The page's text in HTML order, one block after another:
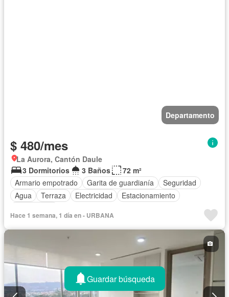
Departamento
$ 480/mes
La Aurora, Cantón Daule
3 Dormitorios
3 Baños
72 m²
Armario empotrado
Garita de guardianía
Seguridad
Agua
Terraza Electricidad
Estacionamiento
Hace 1 semana, 1 día en - URBANA
Guardar búsqueda